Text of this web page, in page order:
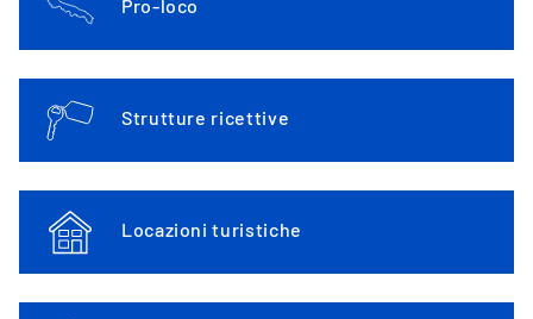
Pro-loco
Strutture ricettive
Locazioni turistiche